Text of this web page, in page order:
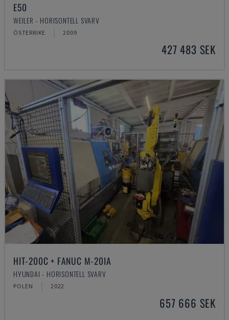
E50
WEILER - HORISONTELL SVARV
ÖSTERRIKE 2009
427 483 SEK
HIT-200C + FANUC M-20IA
HYUNDAI - HORISONTELL SVARV
POLEN 2022
657 666 SEK